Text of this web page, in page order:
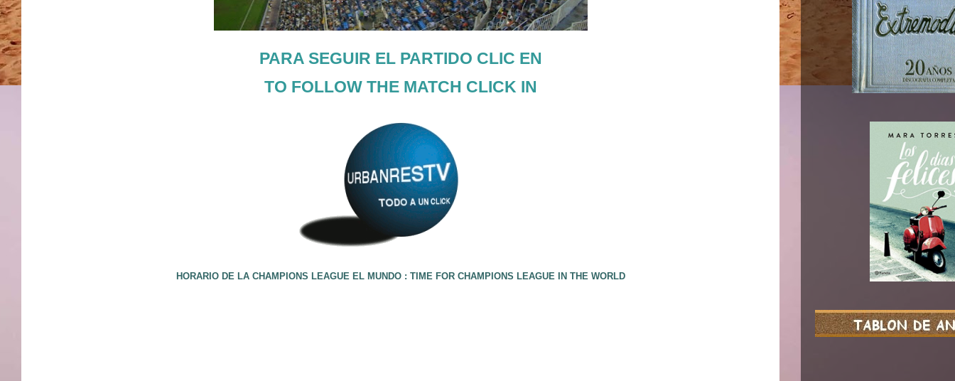
PARA SEGUIR EL PARTIDO CLIC EN
TO FOLLOW THE MATCH CLICK IN
HORARIO DE LA CHAMPIONS LEAGUE EL MUNDO : TIME FOR CHAMPIONS LEAGUE IN THE WORLD